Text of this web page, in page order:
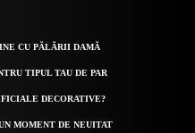
CU PĂLĂRII DAMĂ
TIPUL TAU DE PAR
DECORATIVE?
MOMENT DE NEUITAT